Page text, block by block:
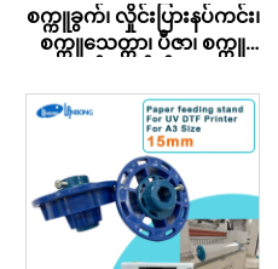
စက္ကူခွက်၊ လှိုင်းပြားနပ်ကင်း၊
စက္ကူသေတ္တာ၊ ပီဇာ၊ စက္ကူ
သည့်အတွက်
အလိုအလျောက်အမြန်နှုန်း
မြင့် ဖိအားပေးစက် ပရင့်တာ